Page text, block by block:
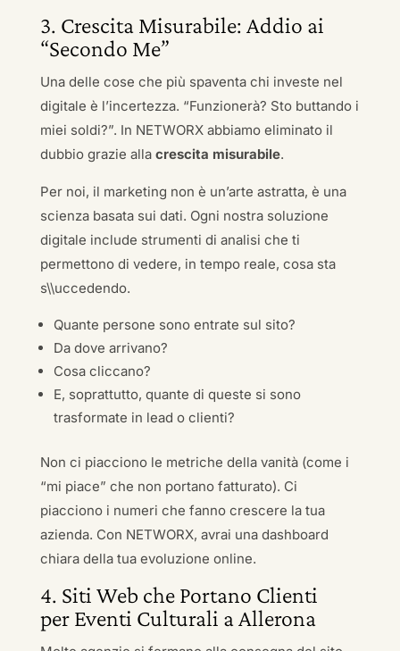
3. Crescita Misurabile: Addio ai
“Secondo Me”
Una delle cose che più spaventa chi investe nel
digitale è l’incertezza. “Funzionerà? Sto buttando i
miei soldi?”. In NETWORX abbiamo eliminato il
dubbio grazie alla crescita misurabile.
Per noi, il marketing non è un’arte astratta, è una
scienza basata sui dati. Ogni nostra soluzione
digitale include strumenti di analisi che ti
permettono di vedere, in tempo reale, cosa sta
s\\uccedendo.
Quante persone sono entrate sul sito?
Da dove arrivano?
Cosa cliccano?
E, soprattutto, quante di queste si sono
trasformate in lead o clienti?
Non ci piacciono le metriche della vanità (come i
“mi piace” che non portano fatturato). Ci
piacciono i numeri che fanno crescere la tua
azienda. Con NETWORX, avrai una dashboard
chiara della tua evoluzione online.
4. Siti Web che Portano Clienti
per Eventi Culturali a Allerona